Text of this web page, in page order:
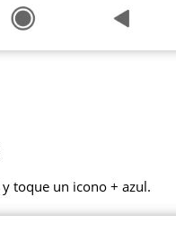
y toque un icono + azul.